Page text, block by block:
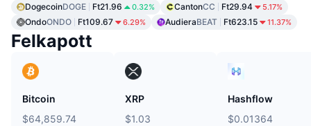
DogecoinDOGE Ft21.96 0.32% CantonCC Ft29.94 5.17%
OndoONDO Ft109.67 6.29% AudieraBEAT Ft623.15 11.37%
Felkapott
Bitcoin
$64,859.74
XRP
$1.03
Hashflow
$0.01364